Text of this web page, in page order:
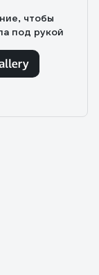
чтобы
под рукой